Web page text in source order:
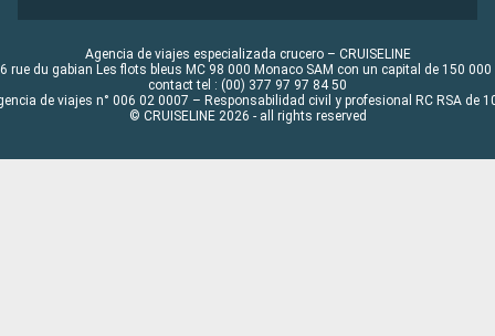
Agencia de viajes especializada crucero – CRUISELINE
rue du gabian Les flots bleus MC 98 000 Monaco SAM con un capital de 150 000
contact tel : (00) 377 97 97 84 50
de viajes n° 006 02 0007 – Responsabilidad civil y profesional RC RSA de
© CRUISELINE 2026 - all rights reserved